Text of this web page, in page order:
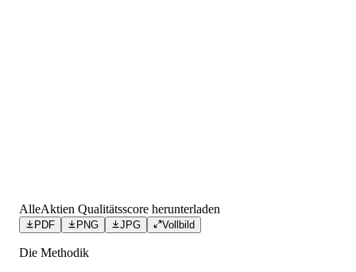
AlleAktien Qualitätsscore herunterladen
PDF PNG JPG Vollbild
Die Methodik